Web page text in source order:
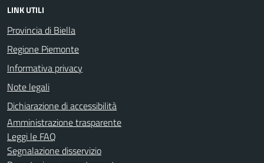
LINK UTILI
Provincia di Biella
Regione Piemonte
Informativa privacy
Note legali
Dichiarazione di accessibilità
Amministrazione trasparente
Leggi le FAQ
Segnalazione disservizio